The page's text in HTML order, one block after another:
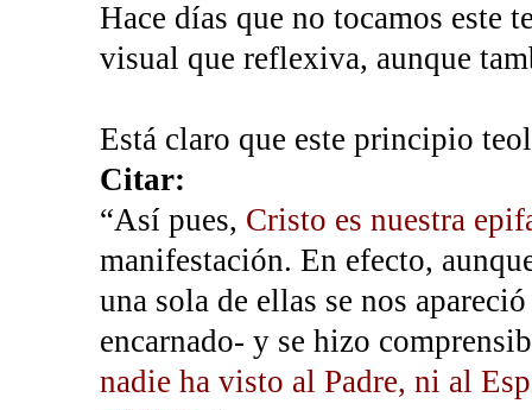
Hace días que no tocamos este
visual que reflexiva, aunque
Está claro que este principio
Citar:
“Así pues, Cristo es nuestra
manifestación. En efecto,
una sola de ellas se nos
encarnado- y se hizo
nadie ha visto al Padre, ni al